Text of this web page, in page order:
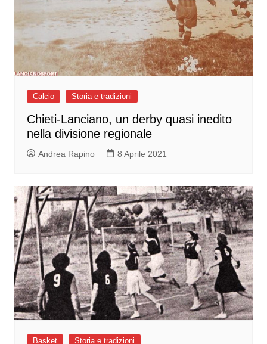
Calcio Storia e tradizioni
Chieti-Lanciano, un derby quasi inedito
nella divisione regionale
Andrea Rapino 8 Aprile 2021
Basket Storia e tradizioni